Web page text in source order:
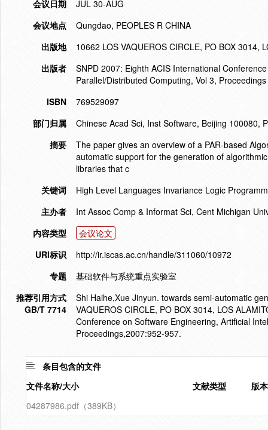
会议日期
JUL 30-AUG
会议地点
Qungdao, PEOPLES R CHINA
出版地
10662 LOS VAQUEROS CIRCLE, PO BOX 3014,
出版者
SNPD 2007: Eighth ACIS International
Parallel/Distributed Computing, Vol 3, Proceedings
ISBN
769529097
部门归属
Chinese Acad Sci, Inst Software, Beijing 100080,
摘要
The paper gives an overview of a PAR-based
automatic support for the generation of
libraries that c
关键词
High Level Languages Invariance Logic
主办者
Int Assoc Comp & Informat Sci, Cent Michigan
内容类型
会议论文
URI标识
http://ir.iscas.ac.cn/handle/311060/10972
专题
基础软件与系统重点实验室
推荐引用方式
GB/T 7714
Shi Haihe,Xue Jinyun. towards semi-automatic
VAQUEROS CIRCLE, PO BOX 3014, LOS
Conference on Software Engineering, Artificial
Proceedings,2007:952-957.
条目包含的文件
文件名称/大小
文献类型
版
04287986.pdf（389KB）